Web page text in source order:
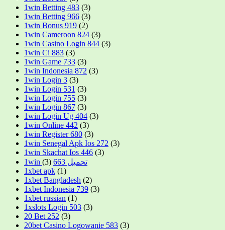
1win Betting 483 (3)
1win Betting 966 (3)
1win Bonus 919 (2)
1win Cameroon 824 (3)
1win Casino Login 844 (3)
1win Ci 883 (3)
1win Game 733 (3)
1win Indonesia 872 (3)
1win Login 3 (3)
1win Login 531 (3)
1win Login 755 (3)
1win Login 867 (3)
1win Login Ug 404 (3)
1win Online 442 (3)
1win Register 680 (3)
1win Senegal Apk Ios 272 (3)
1win Skachat Ios 446 (3)
1win تحميل 663
(3)
1xbet apk (1)
1xbet Bangladesh (2)
1xbet Indonesia 739 (3)
1xbet russian (1)
1xslots Login 503 (3)
20 Bet 252 (3)
20bet Casino Logowanie 583 (3)